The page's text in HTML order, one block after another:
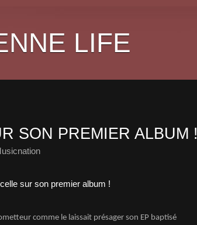
LIFE
SON PREMIER ALBUM !
comme le laissait présager son EP baptisé